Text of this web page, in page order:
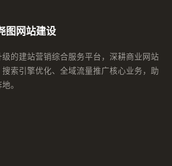
图网站建设
的建站营销综合服务平台，深耕商业网站
索引擎优化、全域流量推广核心业务，助
。